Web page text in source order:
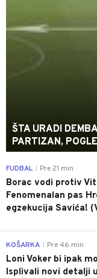
ŠTA URADI
PARTIZAN,
FUDBAL Pre 21 min
Borac vodi protiv
Fenomenalan pas
egzekucija Savića!
KOŠARKA Pre 46 min
Loni Voker bi ipak
Isplivali novi detalji